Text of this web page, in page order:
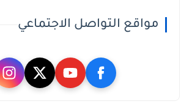
مواقع التواصل الاجتماعي